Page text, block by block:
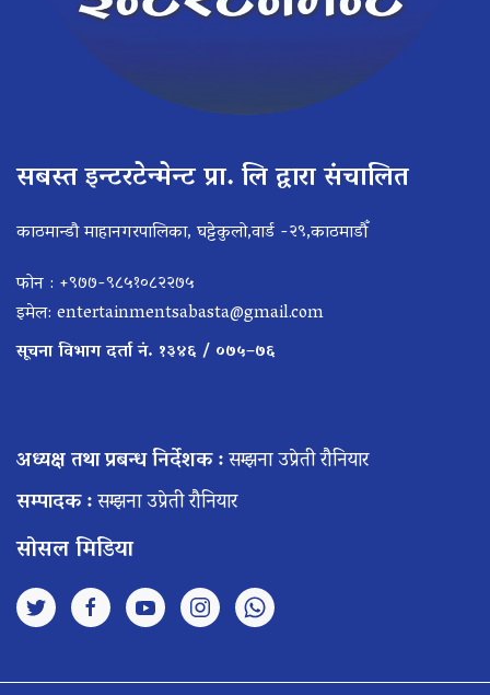
सबस्त इन्टरटेन्मेन्ट प्रा. लि द्वारा संचालित
काठमान्डौ माहानगरपालिका, घट्टेकुलो,वार्ड -२९,काठमाडौँ
फोन : +९७७-९८५१०८२२७५
इमेल: entertainmentsabasta@gmail.com
सूचना विभाग दर्ता नं. १३४६ / ०७५–७६
अध्यक्ष तथा प्रबन्ध निर्देशक :सम्झना उप्रेती रौनियार
सम्पादक :सम्झना उप्रेती रौनियार
सोसल मिडिया